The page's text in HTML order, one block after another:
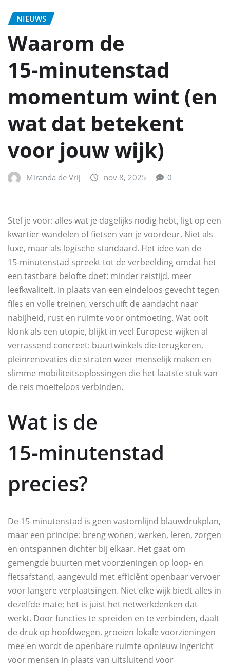
NIEUWS
Waarom de
15‑minutenstad
momentum wint (en
wat dat betekent
voor jouw wijk)
Miranda de Vrij nov 8, 2025 0
Stel je voor: alles wat je dagelijks nodig hebt, ligt op een
kwartier wandelen of fietsen van je voordeur. Niet als
luxe, maar als logische standaard. Het idee van de
15‑minutenstad spreekt tot de verbeelding omdat het
een tastbare belofte doet: minder reistijd, meer
leefkwaliteit. In plaats van een eindeloos gevecht tegen
files en volle treinen, verschuift de aandacht naar
nabijheid, rust en ruimte voor ontmoeting. Wat ooit
klonk als een utopie, blijkt in veel Europese wijken al
verrassend concreet: buurtwinkels die terugkeren,
pleinrenovaties die straten weer menselijk maken en
slimme mobiliteitsoplossingen die het laatste stuk van
de reis moeiteloos verbinden.
Wat is de
15‑minutenstad
precies?
De 15‑minutenstad is geen vastomlijnd blauwdrukplan,
maar een principe: breng wonen, werken, leren, zorgen
en ontspannen dichter bij elkaar. Het gaat om
gemengde buurten met voorzieningen op loop- en
fietsafstand, aangevuld met efficiënt openbaar vervoer
voor langere verplaatsingen. Niet elke wijk biedt alles in
dezelfde mate; het is juist het netwerkdenken dat
werkt. Door functies te spreiden en te verbinden, daalt
de druk op hoofdwegen, groeien lokale voorzieningen
mee en wordt de openbare ruimte opnieuw ingericht
voor mensen in plaats van uitsluitend voor